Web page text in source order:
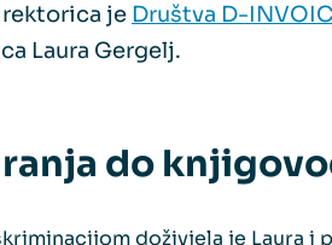
je Društva D-
Laura Gergelj.
do
doživjela je Laura i